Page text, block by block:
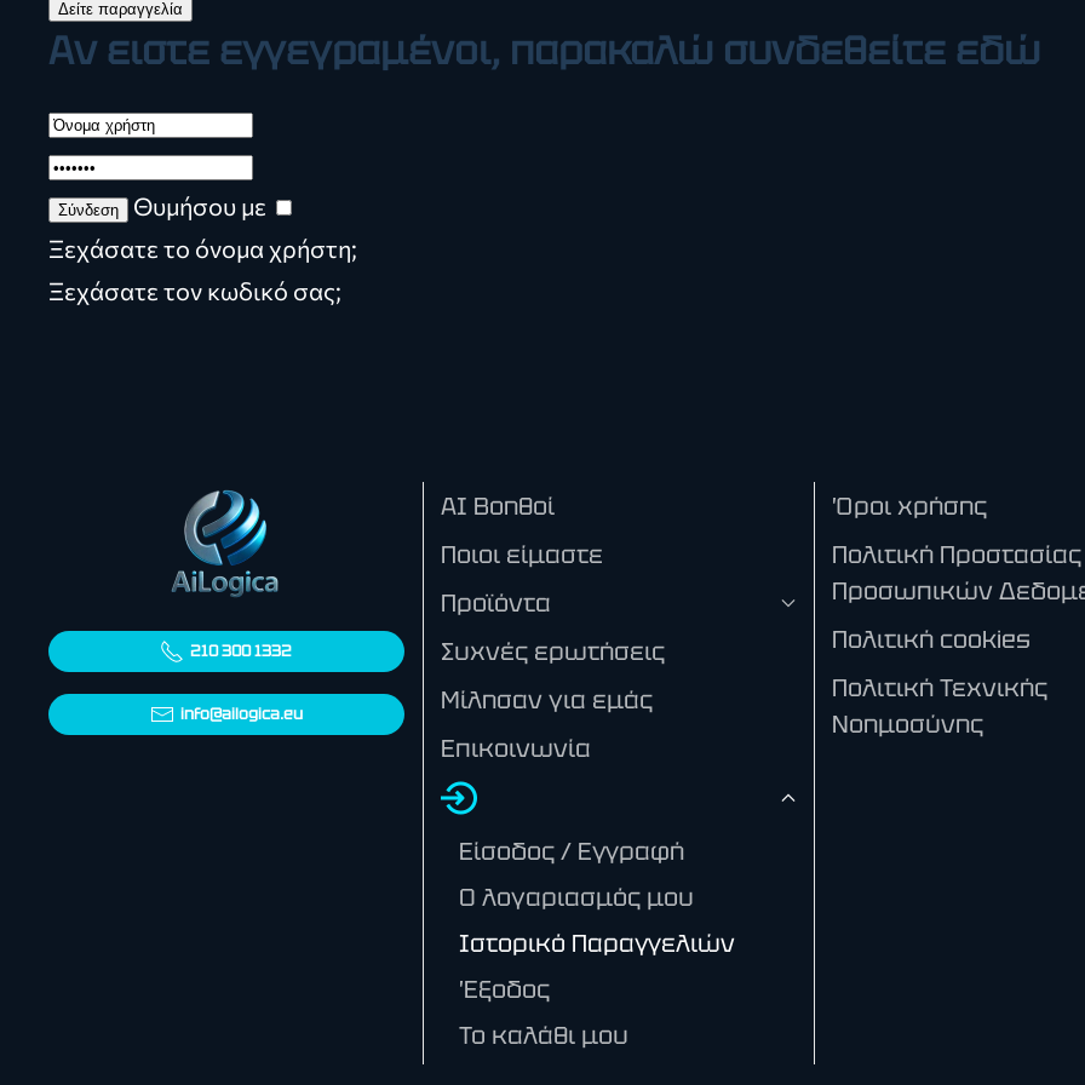
Αν ειστε εγγεγραμένοι, παρακαλώ συνδεθείτε εδώ
Θυμήσου με
Ξεχάσατε το όνομα χρήστη;
Ξεχάσατε τον κωδικό σας;
210 300 1332
info@ailogica.eu
AI Βοηθοί
Ποιοι είμαστε
Προϊόντα
Συχνές ερωτήσεις
Μίλησαν για εμάς
Επικοινωνία
Είσοδος / Εγγραφή
Ο λογαριασμός μου
Ιστορικό Παραγγελιών
Έξοδος
Το καλάθι μου
Όροι χρήσης
Πολιτική Προστασίας
Προσωπικών
Πολιτική cookies
Πολιτική Τεχνικής
Νοημοσύνης